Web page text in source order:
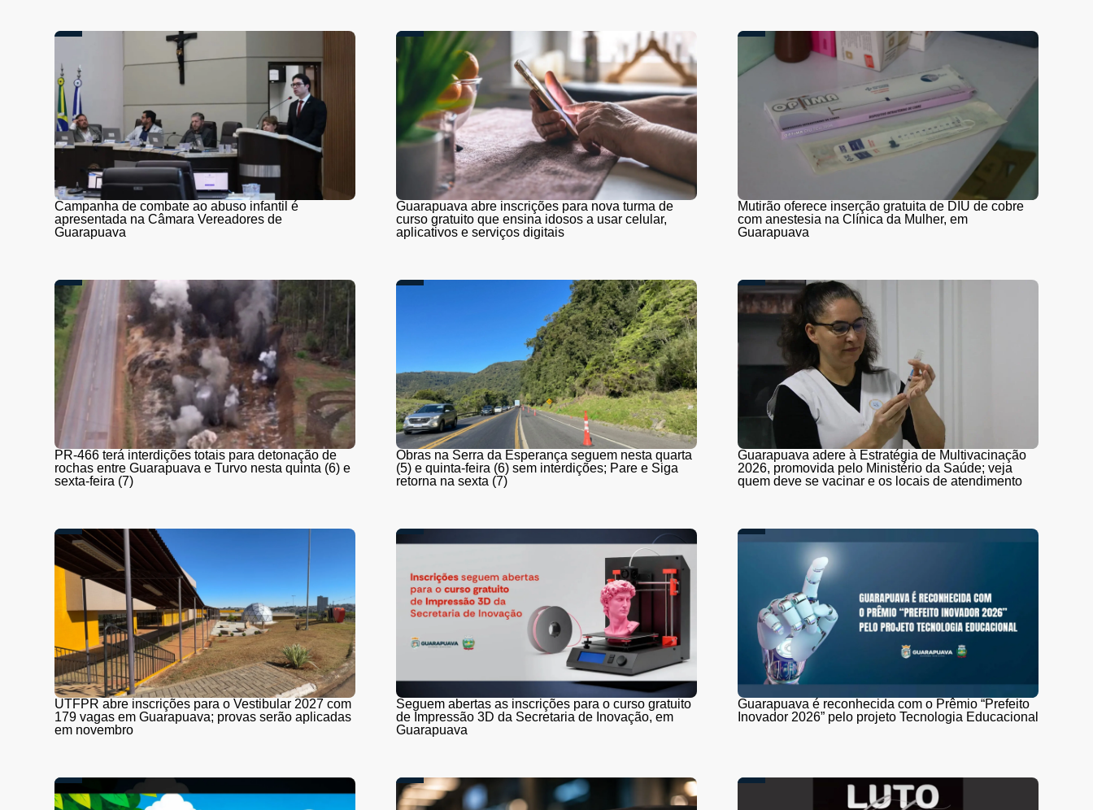
Campanha de combate ao abuso infantil é
apresentada na Câmara Vereadores de
Guarapuava
Guarapuava abre inscrições para nova turma de
curso gratuito que ensina idosos a usar celular,
aplicativos e serviços digitais
Mutirão oferece inserção gratuita de DIU de cobre
com anestesia na Clínica da Mulher, em
Guarapuava
PR-466 terá interdições totais para detonação de
rochas entre Guarapuava e Turvo nesta quinta (6) e
sexta-feira (7)
Obras na Serra da Esperança seguem nesta quarta
(5) e quinta-feira (6) sem interdições; Pare e Siga
retorna na sexta (7)
Guarapuava adere à Estratégia de Multivacinação
2026, promovida pelo Ministério da Saúde; veja
quem deve se vacinar e os locais de atendimento
UTFPR abre inscrições para o Vestibular 2027 com
179 vagas em Guarapuava; provas serão aplicadas
em novembro
Seguem abertas as inscrições para o curso gratuito
de Impressão 3D da Secretaria de Inovação, em
Guarapuava
Guarapuava é reconhecida com o Prêmio “Prefeito
Inovador 2026” pelo projeto Tecnologia Educacional